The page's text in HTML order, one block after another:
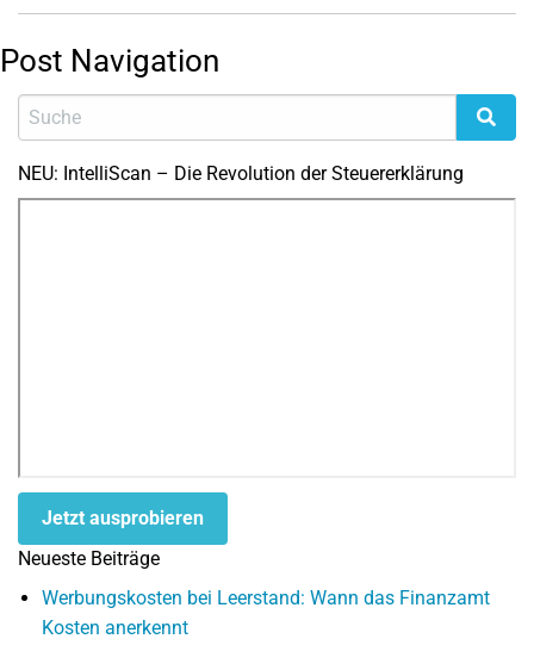
Post Navigation
NEU: IntelliScan – Die Revolution der Steuererklärung
Jetzt ausprobieren
Neueste Beiträge
Werbungskosten bei Leerstand: Wann das Finanzamt
Kosten anerkennt